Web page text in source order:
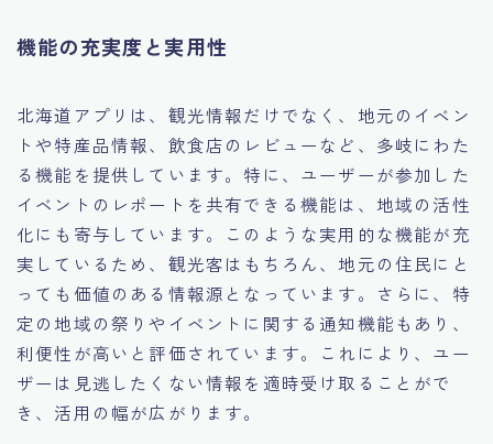
機能の充実度と実用性
北海道アプリは、観光情報だけでなく、地元のイベン
トや特産品情報、飲食店のレビューなど、多岐にわた
る機能を提供しています。特に、ユーザーが参加した
イベントのレポートを共有できる機能は、地域の活性
化にも寄与しています。このような実用的な機能が充
実しているため、観光客はもちろん、地元の住民にと
っても価値のある情報源となっています。さらに、特
定の地域の祭りやイベントに関する通知機能もあり、
利便性が高いと評価されています。これにより、ユー
ザーは見逃したくない情報を適時受け取ることがで
き、活用の幅が広がります。